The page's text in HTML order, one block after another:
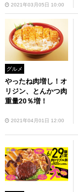
2021年03月05日 10:00
グルメ
やったね肉増し！オ
リジン、とんかつ肉
重量20％増！
2021年04月01日 12:00